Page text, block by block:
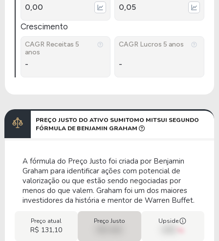
0,00 0,05
Crescimento
CAGR Receitas 5
anos
-
CAGR Lucros 5 anos
-
PREÇO JUSTO DO ATIVO SUMITOMO MITSUI SEGUNDO
FÓRMULA DE BENJAMIN GRAHAM
A fórmula do Preço Justo foi criada por Benjamin
Graham para identificar ações com potencial de
valorização ou que estão sendo negociadas por
menos do que valem. Graham foi um dos maiores
investidores da história e mentor de Warren Buffet.
Preço atual
R$ 131,10
Preço Justo Upside